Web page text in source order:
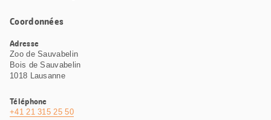
Coordonnées
Adresse
Zoo de Sauvabelin
Bois de Sauvabelin
1018 Lausanne
Téléphone
+41 21 315 25 50